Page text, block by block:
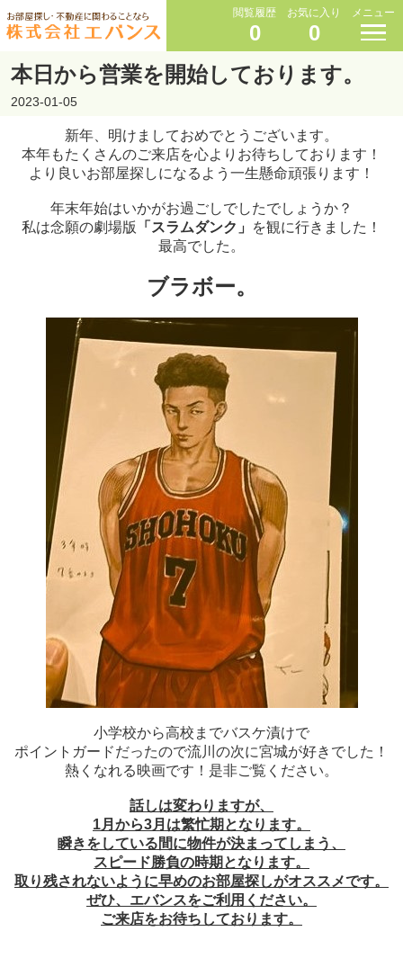
閲覧履歴
0
お気に入り
0
メニュー
本日から営業を開始しております。
2023-01-05
新年、明けましておめでとうございます。
本年もたくさんのご来店を心よりお待ちしております！
より良いお部屋探しになるよう一生懸命頑張ります！
年末年始はいかがお過ごしでしたでしょうか？
私は念願の劇場版
「スラムダンク」
を観に行きました！
最高でした。
ブラボー。
小学校から高校までバスケ漬けで
ポイントガードだったので流川の次に宮城が好きでした！
熱くなれる映画です！是非ご覧ください。
話しは変わりますが、
1月から3月は繁忙期となります。
瞬きをしている間に物件が決まってしまう、
スピード勝負の時期となります。
取り残されないように早めのお部屋探しがオススメです。
ぜひ、エバンスをご利用ください。
ご来店をお待ちしております。